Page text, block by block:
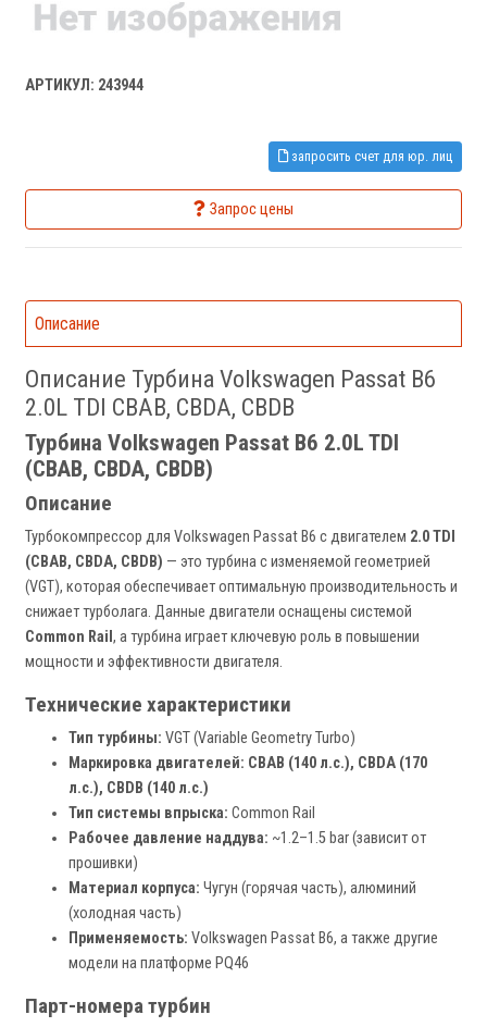
АРТИКУЛ: 243944
запросить счет для юр. лиц
Запрос цены
Описание
Описание Турбина Volkswagen Passat B6
2.0L TDI CBAB, CBDA, CBDB
Турбина Volkswagen Passat B6 2.0L TDI
(CBAB, CBDA, CBDB)
Описание
Турбокомпрессор для Volkswagen Passat B6 с двигателем 2.0 TDI
(CBAB, CBDA, CBDB) — это турбина с изменяемой геометрией
(VGT), которая обеспечивает оптимальную производительность и
снижает турболага. Данные двигатели оснащены системой
Common Rail , а турбина играет ключевую роль в повышении
мощности и эффективности двигателя.
Технические характеристики
Тип турбины: VGT (Variable Geometry Turbo)
Маркировка двигателей: CBAB (140 л.с.), CBDA (170
л.с.), CBDB (140 л.с.)
Тип системы впрыска: Common Rail
Рабочее давление наддува: ~1.2–1.5 bar (зависит от
прошивки)
Материал корпуса: Чугун (горячая часть), алюминий
(холодная часть)
Применяемость: Volkswagen Passat B6, а также другие
модели на платформе PQ46
Парт-номера турбин